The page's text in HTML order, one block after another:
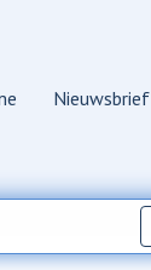
Nieuwsbrief